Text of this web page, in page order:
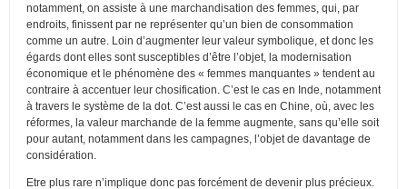
notamment, on assiste à une marchandisation des femmes, qui, par
endroits, finissent par ne représenter qu’un bien de consommation
comme un autre. Loin d’augmenter leur valeur symbolique, et donc les
égards dont elles sont susceptibles d’être l’objet, la modernisation
économique et le phénomène des « femmes manquantes » tendent au
contraire à accentuer leur chosification. C’est le cas en Inde, notamment
à travers le système de la dot. C’est aussi le cas en Chine, où, avec les
réformes, la valeur marchande de la femme augmente, sans qu’elle soit
pour autant, notamment dans les campagnes, l’objet de davantage de
considération.
Etre plus rare n’implique donc pas forcément de devenir plus précieux.